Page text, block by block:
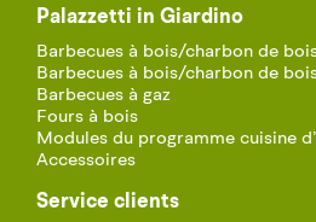
Palazzetti in Giardino
Barbecues à bois/charbon de
Barbecues à bois/charbon de
Barbecues à gaz
Fours à bois
Modules du programme cuisine
Accessoires
Service clients